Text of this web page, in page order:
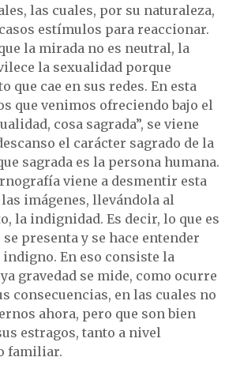
las cuales, por su naturaleza,
estímulos para reaccionar.
la mirada no es neutral, la
la sexualidad porque
que cae en sus redes. En esta
que venimos ofreciendo bajo el
cosa sagrada”, se viene
el carácter sagrado de la
sagrada es la persona humana.
viene a desmentir esta
las imágenes, llevándola al
la indignidad. Es decir, lo que es
presenta y se hace entender
En eso consiste la
gravedad se mide, como ocurre
consecuencias, en las cuales no
ahora, pero que son bien
estragos, tanto a nivel
familiar.